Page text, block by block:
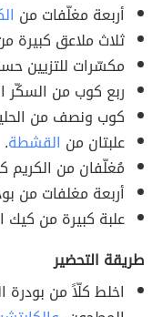
أربعة مغلّفات من
ثلاث ملاعق كبيرة
مكسّرات للتزيين
ربع كوب من السكّر
كوب ونصف من
علبتان من القشطة.
مُغلّفان من الكريم
أربعة مغلفات من
علبة كبيرة من
طريقة التحضير
اخلط كلّاً من بودرة